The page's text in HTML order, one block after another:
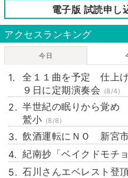
電子版 試読申し
アクセスランキング
今日
全１１曲を予定 仕上
９日に定期演奏会 (8/4)
半世紀の眠りから覚
鷲小 (8/8)
飲酒運転にＮＯ 新宮
紀南抄「ベイクドモチ
石川さんエベレスト登